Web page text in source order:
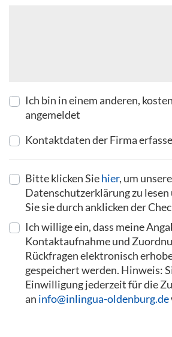
Ich bin in einem anderen,
angemeldet
Kontaktdaten der Firma
Bitte klicken Siehier, um unsere
Datenschutzerklärung zu
Sie sie durch anklicken der
Ich willige ein, dass meine
Kontaktaufnahme und
Rückfragen elektronisch
gespeichert werden. Hinweis:
Einwilligung jederzeit für die
an info@inlingua-oldenburg.de